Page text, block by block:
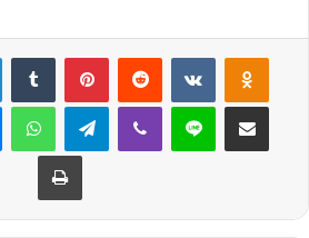
LinkedInTumblr PinterestReddit VKontakte
MessengerWhatsAppTelegramViber Line E-Posta ile
Yazdır